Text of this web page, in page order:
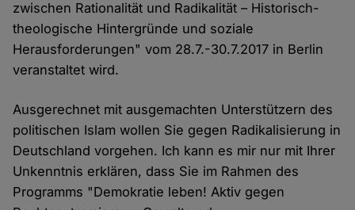
zwischen Rationalität und Radikalität – Historisch-
theologische Hintergründe und soziale
Herausforderungen" vom 28.7.-30.7.2017 in Berlin
veranstaltet wird.
Ausgerechnet mit ausgemachten Unterstützern des
politischen Islam wollen Sie gegen Radikalisierung in
Deutschland vorgehen. Ich kann es mir nur mit Ihrer
Unkenntnis erklären, dass Sie im Rahmen des
Programms "Demokratie leben! Aktiv gegen